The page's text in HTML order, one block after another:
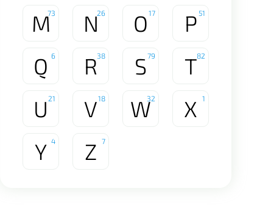
M73 N26 O 17 P 51
Q 6 R38 S79 T82
U 21 V18 W32 X 1
Y 4 Z 7